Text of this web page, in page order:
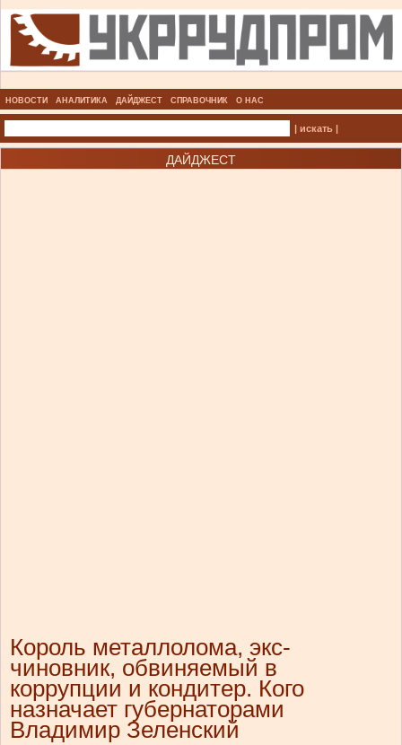
НОВОСТИ АНАЛИТИКА ДАЙДЖЕСТ СПРАВОЧНИК О НАС
| искать |
ДАЙДЖЕСТ
Король металлолома, экс-
чиновник, обвиняемый в
коррупции и кондитер. Кого
назначает губернаторами
Владимир Зеленский